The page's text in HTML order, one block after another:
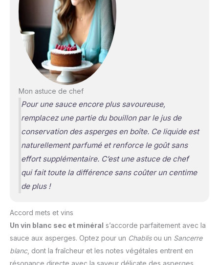
Mon astuce de chef
Pour une sauce encore plus savoureuse,
remplacez une partie du bouillon par le jus de
conservation des asperges en boîte. Ce liquide est
naturellement parfumé et renforce le goût sans
effort supplémentaire. C’est une astuce de chef
qui fait toute la différence sans coûter un centime
de plus !
Accord mets et vins
Un vin blanc sec et minéral s’accorde parfaitement avec la
sauce aux asperges. Optez pour un Chablisou un Sancerre
blanc, dont la fraîcheur et les notes végétales entrent en
résonance directe avec la saveur délicate des asperges.